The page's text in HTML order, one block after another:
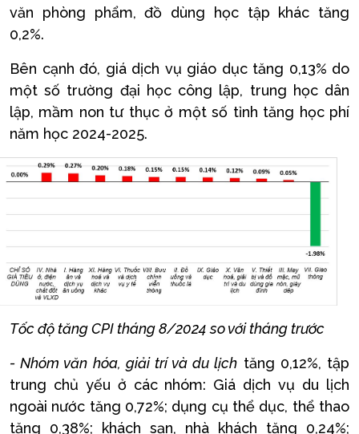
văn phòng phẩm, đồ dùng học tập khác tăng
0,2%.
Bên cạnh đó, giá dịch vụ giáo dục tăng 0,13% do
một số trường đại học công lập, trung học dân
lập, mầm non tư thục ở một số tỉnh tăng học phí
năm học 2024-2025.
Tốc độ tăng CPI tháng 8/2024 so với tháng trước
- Nhóm văn hóa, giải trí và du lịch tăng 0,12%, tập
trung chủ yếu ở các nhóm: Giá dịch vụ du lịch
ngoài nước tăng 0,72%; dụng cụ thể dục, thể thao
tăng 0,38%; khách sạn, nhà khách tăng 0,24%;